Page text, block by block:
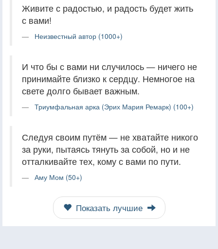
Живите с радостью, и радость будет жить
с вами!
Неизвестный автор (1000+)
И что бы с вами ни случилось — ничего не
принимайте близко к сердцу. Немногое на
свете долго бывает важным.
Триумфальная арка (Эрих Мария Ремарк) (100+)
Следуя своим путём — не хватайте никого
за руки, пытаясь тянуть за собой, но и не
отталкивайте тех, кому с вами по пути.
Аму Мом (50+)
Показать лучшие